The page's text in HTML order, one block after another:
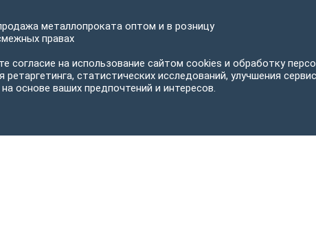
металлопроката оптом и в розницу
правах
согласие на использование сайтом cookies и обработку
статистических исследований, улучшения
основе ваших предпочтений и интересов.